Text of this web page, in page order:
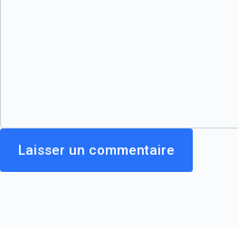
Laisser un commentaire